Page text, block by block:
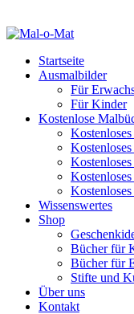
Startseite
Ausmalbilder
Für
Für Kinder
Kostenlose
Wissenswertes
Shop
Bücher für
Bücher für
Stifte und
Über uns
Kontakt